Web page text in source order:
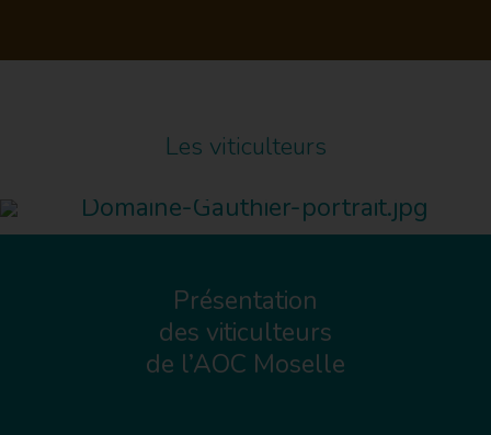
Les viticulteurs
Présentation
des viticulteurs
de l’AOC Moselle